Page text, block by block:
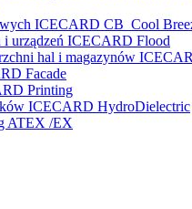
ICECARD CB Cool
i urządzeń ICECARD Flood
hal i magazynów
Facade
Printing
ICECARD HydroDielectric
ATEX /EX